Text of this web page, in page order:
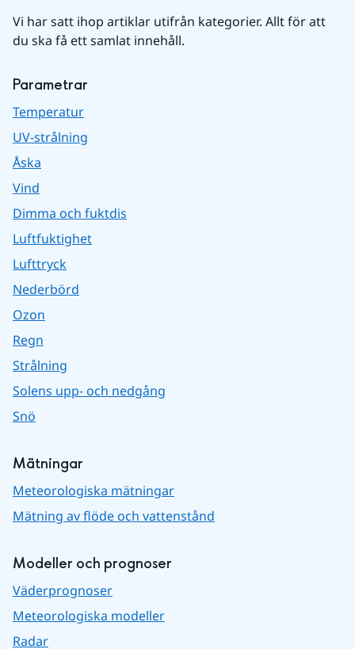
Vi har satt ihop artiklar utifrån kategorier. Allt för att
du ska få ett samlat innehåll.
Parametrar
Temperatur
UV-strålning
Åska
Vind
Dimma och fuktdis
Luftfuktighet
Lufttryck
Nederbörd
Ozon
Regn
Strålning
Solens upp- och nedgång
Snö
Mätningar
Meteorologiska mätningar
Mätning av flöde och vattenstånd
Modeller och prognoser
Väderprognoser
Meteorologiska modeller
Radar